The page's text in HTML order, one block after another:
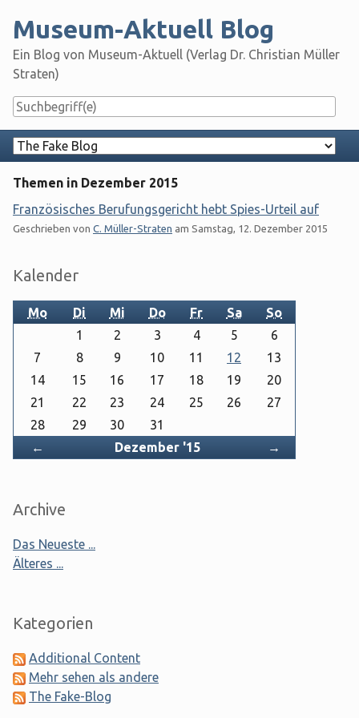
content
Museum-Aktuell Blog
Ein Blog von Museum-Aktuell (Verlag Dr. Christian Müller
Straten)
Navigation
Themen in Dezember 2015
Französisches Berufungsgericht hebt Spies-Urteil auf
Geschrieben von C. Müller-Straten am Samstag, 12. Dezember 2015
Seitenleiste
Kalender
Mo Di Mi Do Fr Sa So
← Dezember '15 Vorwärts
→
1 2 3 4 5
6
7
8 9 10 11 12
13
14
15 16 17 18 19
20
21
22 23 24 25 26
27
28
29 30 31
Archive
Das Neueste ...
Älteres ...
Kategorien
Additional Content
Mehr sehen als andere
The Fake-Blog